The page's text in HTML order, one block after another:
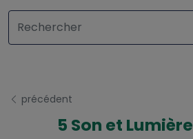
précédent
5 Son et Lumière